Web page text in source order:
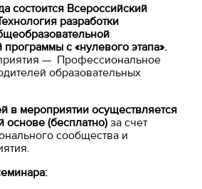
состоится Всероссийский
разработки
с «нулевого этапа».
— Профессиональное
образовательных
в мероприятии осуществляется
основе (бесплатно)за счет
сообщества и